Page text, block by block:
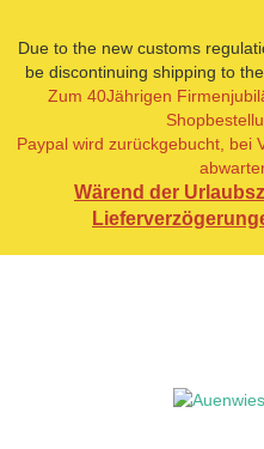
Due to the new customs
be discontinuing shipping to
Zum 40Jährigen
Paypal wird zurückgebucht, bei
Wärend der
« Erster « zurück
Artikel in dieser Kategorie
Auenwiese Spätherbst